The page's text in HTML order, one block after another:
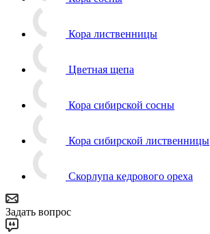
Кора лиственницы
Цветная щепа
Кора сибирской сосны
Кора сибирской лиственницы
Скорлупа кедрового ореха
Задать вопрос